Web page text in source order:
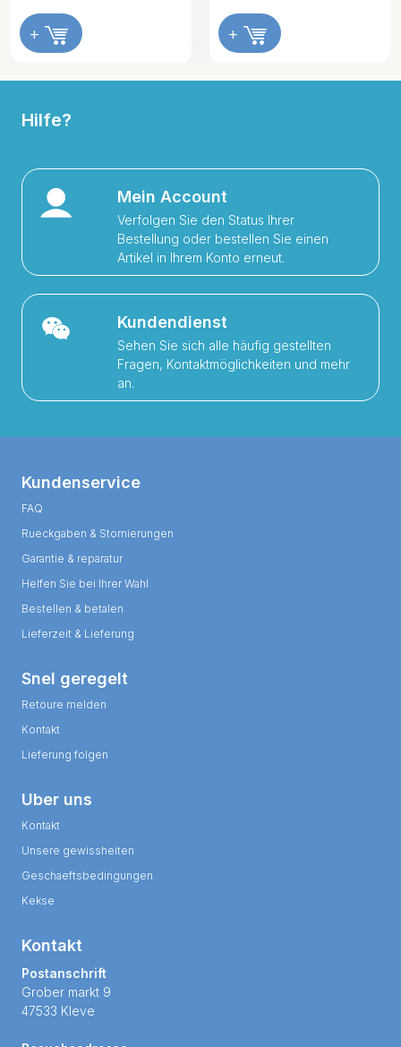
+ +
Hilfe?
Mein Account
Verfolgen Sie den Status Ihrer
Bestellung oder bestellen Sie einen
Artikel in Ihrem Konto erneut.
Kundendienst
Sehen Sie sich alle häufig gestellten
Fragen, Kontaktmöglichkeiten und mehr
an.
Kundenservice
FAQ
Rueckgaben & Stornierungen
Garantie & reparatur
Helfen Sie bei Ihrer Wahl
Bestellen & betalen
Lieferzeit & Lieferung
Snel geregelt
Retoure melden
Kontakt
Lieferung folgen
Uber uns
Kontakt
Unsere gewissheiten
Geschaeftsbedingungen
Kekse
Kontakt
Postanschrift
Grober markt 9
47533 Kleve